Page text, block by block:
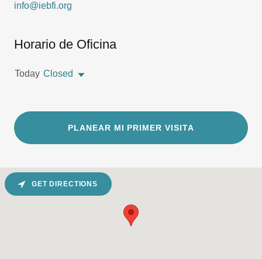
info@iebfi.org
Horario de Oficina
Today Closed
PLANEAR MI PRIMER VISITA
GET DIRECTIONS